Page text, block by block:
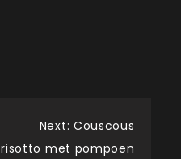
Next: Couscous
risotto met pompoen